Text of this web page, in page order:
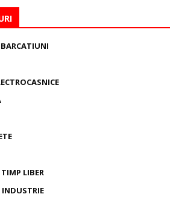
LIBER